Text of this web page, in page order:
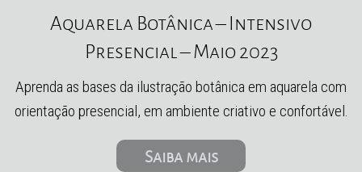
Aquarela Botânica – Intensivo
Presencial – Maio 2023
Aprenda as bases da ilustração botânica em aquarela com
orientação presencial, em ambiente criativo e confortável.
Saiba mais